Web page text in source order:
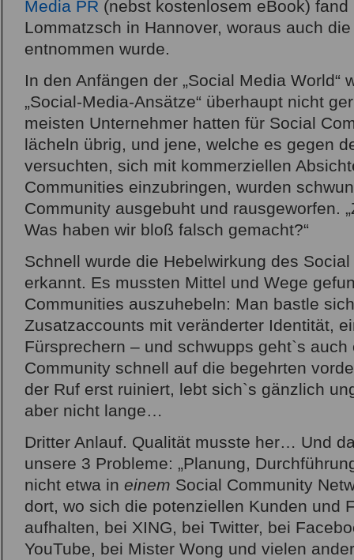
Media PR (nebst kostenlosem eBook)
Lommatzsch in Hannover, woraus auch
entnommen wurde.
In den Anfängen der „Social Media World“
„Social-Media-Ansätze“ überhaupt nicht
meisten Unternehmer hatten für Social
lächeln übrig, und jene, welche es gegen
versuchten, sich mit kommerziellen
Communities einzubringen, wurden
Community ausgebuht und rausgeworfen.
Was haben wir bloß falsch gemacht?“
Schnell wurde die Hebelwirkung des
erkannt. Es mussten Mittel und Wege
Communities auszuhebeln: Man bastle
Zusatzaccounts mit veränderter Identität,
Fürsprechern – und schwupps geht`s
Community schnell auf die begehrten
der Ruf erst ruiniert, lebt sich`s gänzlich
aber nicht lange…
Dritter Anlauf. Qualität musste her… Und
unsere 3 Probleme: „Planung,
nicht etwa in einem Social Community
dort, wo sich die potenziellen Kunden und
aufhalten, bei XING, bei Twitter, bei
YouTube, bei Mister Wong und vielen